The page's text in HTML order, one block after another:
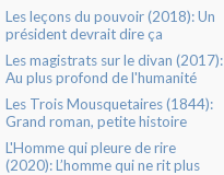
Les leçons du pouvoir (2018): Un
président devrait dire ça
Les magistrats sur le divan (2017):
Au plus profond de l'humanité
Les Trois Mousquetaires (1844):
Grand roman, petite histoire
L'Homme qui pleure de rire
(2020): L’homme qui ne rit plus